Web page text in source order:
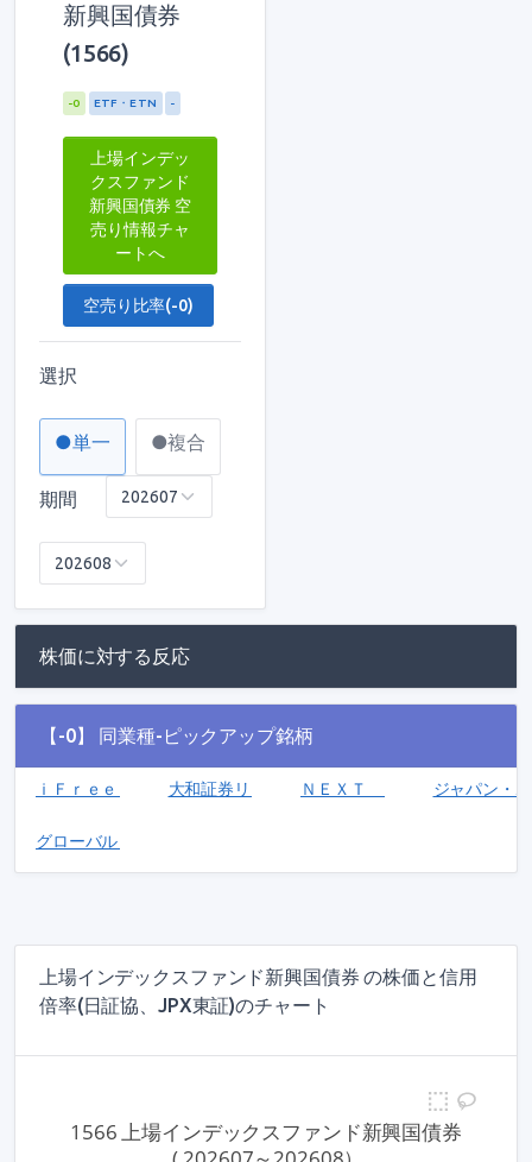
新興国債券
(1566)
-0 ETF・ETN -
上場インデッ
クスファンド
新興国債券 空
売り情報チャ
ートへ
空売り比率(-0)
選択
●単一 ●複合
期間
株価に対する反応
【-0】 同業種-ピックアップ銘柄
ｉＦｒｅｅＥＴＦ ＪＰＸ日経４００(1599)
大和証券リビング投資法人(8986)ＮＥＸＴ ＦＵＮＤＳ 東証
ジャパン・
グローバルＸ Ｓ＆Ｐ５００配当貴族ＥＴＦ(2236)
上場インデックスファンド新興国債券 の株価と信用
倍率(日証協、JPX東証)のチャート
1566 上場インデックスファンド新興国債券